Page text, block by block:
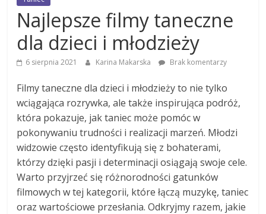
Najlepsze filmy taneczne
dla dzieci i młodzieży
6 sierpnia 2021 Karina Makarska Brak komentarzy
Filmy taneczne dla dzieci i młodzieży to nie tylko
wciągająca rozrywka, ale także inspirująca podróż,
która pokazuje, jak taniec może pomóc w
pokonywaniu trudności i realizacji marzeń. Młodzi
widzowie często identyfikują się z bohaterami,
którzy dzięki pasji i determinacji osiągają swoje cele.
Warto przyjrzeć się różnorodności gatunków
filmowych w tej kategorii, które łączą muzykę, taniec
oraz wartościowe przesłania. Odkryjmy razem, jakie